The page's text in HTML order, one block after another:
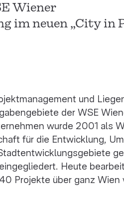
Wiener
im neuen „City in
und
der WSE
wurde 2001 als
für die Entwicklung,
Heute
Projekte über ganz Wien